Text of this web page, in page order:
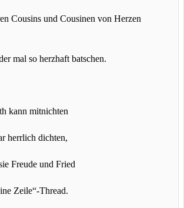
Cousins und Cousinen von Herzen
mal so herzhaft batschen.
kann mitnichten
herrlich dichten,
Freude und Fried
Zeile“-Thread.